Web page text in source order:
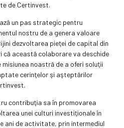
de Certinvest.
un pas strategic pentru
nostru de a genera valoare
dezvoltarea pieţei de capital din
că această colaborare va deschide
noastră de a oferi soluţii
cerinţelor şi aşteptărilor
contribuţia sa în promovarea
unei culturi investiţionale în
ani de activitate, prin intermediul